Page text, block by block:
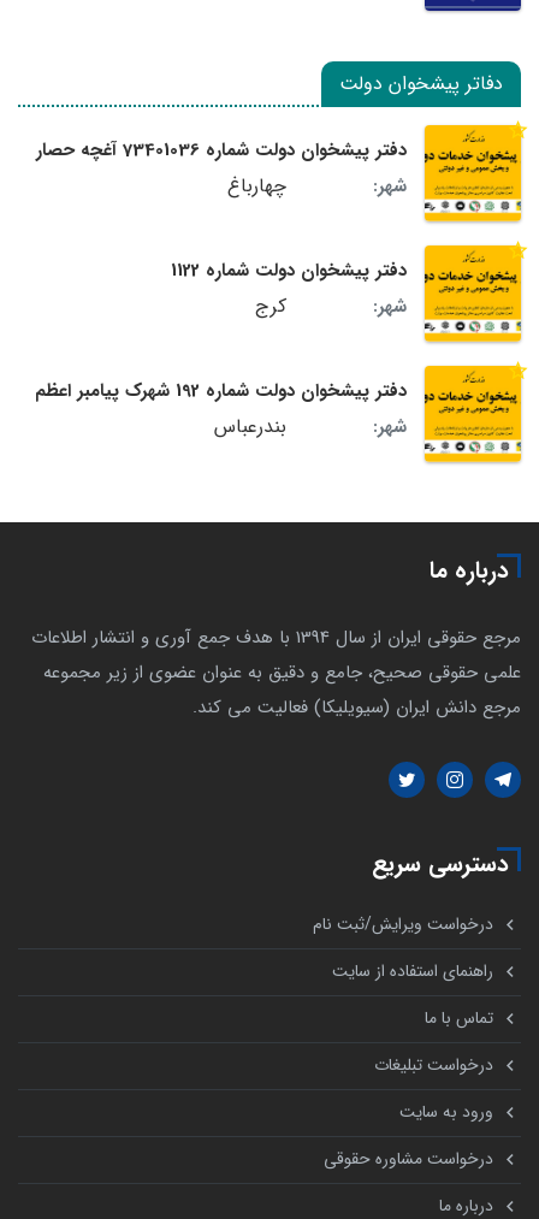
دفاتر پیشخوان دولت
دفتر پیشخوان دولت شماره 73401036 آغچه حصار
شهر:
چهارباغ
دفتر پیشخوان دولت شماره 1122
شهر:
کرج
دفتر پیشخوان دولت شماره 192 شهرک پیامبر اعظم
شهر:
بندرعباس
درباره ما
مرجع حقوقی ایران از سال 1394 با هدف جمع آوری و انتشار اطلاعات
علمی حقوقی صحیح، جامع و دقیق به عنوان عضوی از زیر مجموعه
مرجع دانش ایران (سیویلیکا) فعالیت می کند.
دسترسی سریع
درخواست ویرایش/ثبت نام
راهنمای استفاده از سایت
تماس با ما
درخواست تبلیغات
ورود به سایت
درخواست مشاوره حقوقی
درباره ما